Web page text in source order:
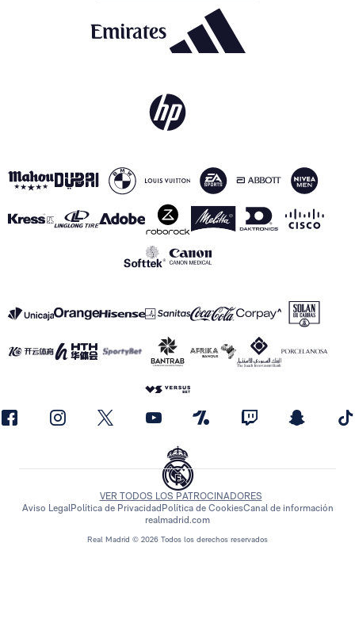
Real Madrid © 2026 Todos los derechos reservados
VER TODOS LOS PATROCINADORES
Aviso LegalPolítica de Privacidad Política de CookiesCanal de información
realmadrid.com